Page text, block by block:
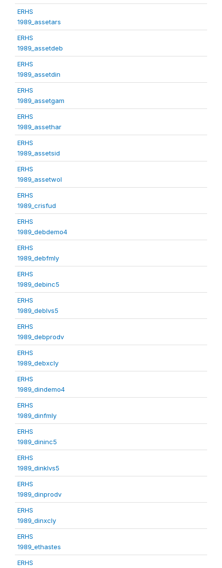
ERHS
1989_assetars
ERHS
1989_assetdeb
ERHS
1989_assetdin
ERHS
1989_assetgam
ERHS
1989_assethar
ERHS
1989_assetsid
ERHS
1989_assetwol
ERHS
1989_crisfud
ERHS
1989_debdemo4
ERHS
1989_debfmly
ERHS
1989_debinc5
ERHS
1989_deblvs5
ERHS
1989_debprodv
ERHS
1989_debxcly
ERHS
1989_dindemo4
ERHS
1989_dinfmly
ERHS
1989_dininc5
ERHS
1989_dinklvs5
ERHS
1989_dinprodv
ERHS
1989_dinxcly
ERHS
1989_ethastes
ERHS